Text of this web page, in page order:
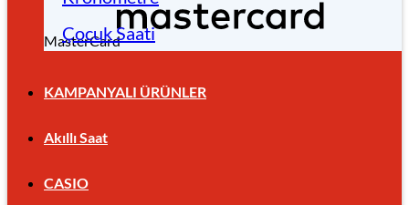
MasterCard
Çocuk Saati
KAMPANYALI ÜRÜNLER
Akıllı Saat
CASIO